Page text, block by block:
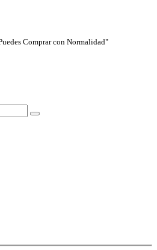
Comprar con Normalidad"